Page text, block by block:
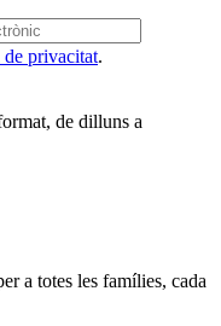
privacitat.
de dilluns a
a totes les famílies, cada